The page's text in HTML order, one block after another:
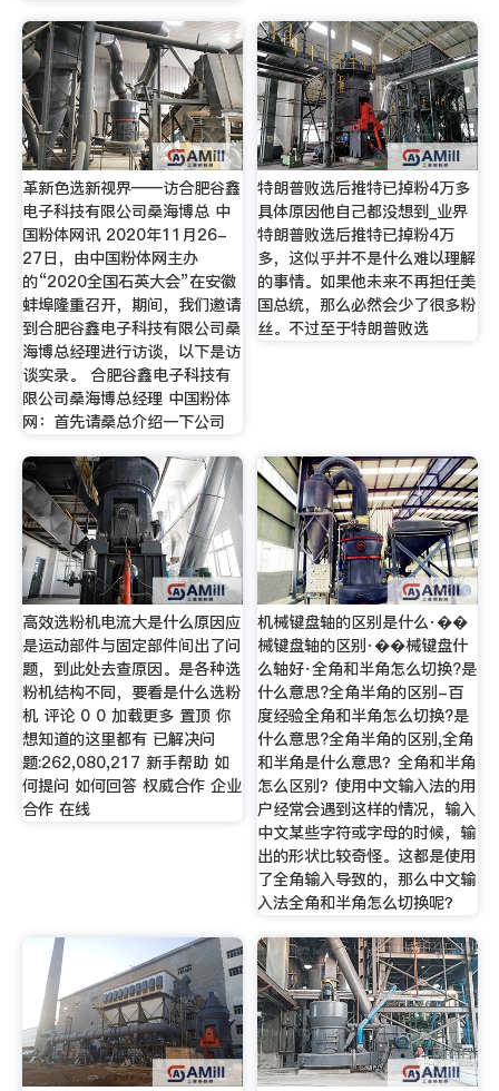
革新色选新视界——访合肥谷鑫
电子科技有限公司桑海博总 中
国粉体网讯 2020年11月26-
27日，由中国粉体网主办
的“2020全国石英大会”在安徽
蚌埠隆重召开，期间，我们邀请
到合肥谷鑫电子科技有限公司桑
海博总经理进行访谈，以下是访
谈实录。 合肥谷鑫电子科技有
限公司桑海博总经理 中国粉体
网：首先请桑总介绍一下公司
特朗普败选后推特已掉粉4万多
具体原因他自己都没想到_业界
特朗普败选后推特已掉粉4万
多，这似乎并不是什么难以理解
的事情。如果他未来不再担任美
国总统，那么必然会少了很多粉
丝。不过至于特朗普败选
高效选粉机电流大是什么原因应
是运动部件与固定部件间出了问
题，到此处去查原因。是各种选
粉机结构不同，要看是什么选粉
机 评论 0 0 加载更多 置顶 你
想知道的这里都有 已解决问
题:262,080,217 新手帮助 如
何提问 如何回答 权威合作 企业
合作 在线
机械键盘轴的区别是什么·��
械键盘轴的区别·��械键盘什
么轴好·全角和半角怎么切换?是
什么意思?全角半角的区别-百
度经验全角和半角怎么切换?是
什么意思?全角半角的区别,全角
和半角是什么意思？全角和半角
怎么区别？使用中文输入法的用
户经常会遇到这样的情况，输入
中文某些字符或字母的时候，输
出的形状比较奇怪。这都是使用
了全角输入导致的，那么中文输
入法全角和半角怎么切换呢？